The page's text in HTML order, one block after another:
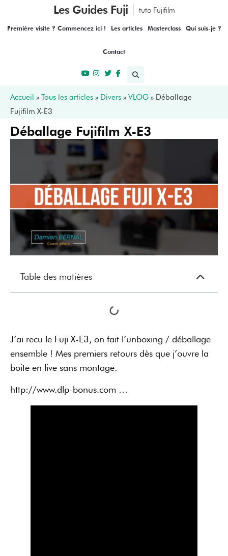
Les Guides Fuji tuto Fujifilm
Première visite ? Commencez ici ! Les articles Masterclass Qui suis-je ?
Contact
Accueil » Tous les articles » Divers » VLOG » Déballage
Fujifilm X-E3
Déballage Fujifilm X-E3
Table des matières
J’ai recu le Fuji X-E3, on fait l’unboxing / déballage
ensemble ! Mes premiers retours dès que j’ouvre la
boite en live sans montage.
http://www.dlp-bonus.com …